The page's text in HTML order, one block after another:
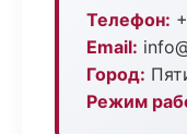
Телефон:
Email:
Город:
Режим